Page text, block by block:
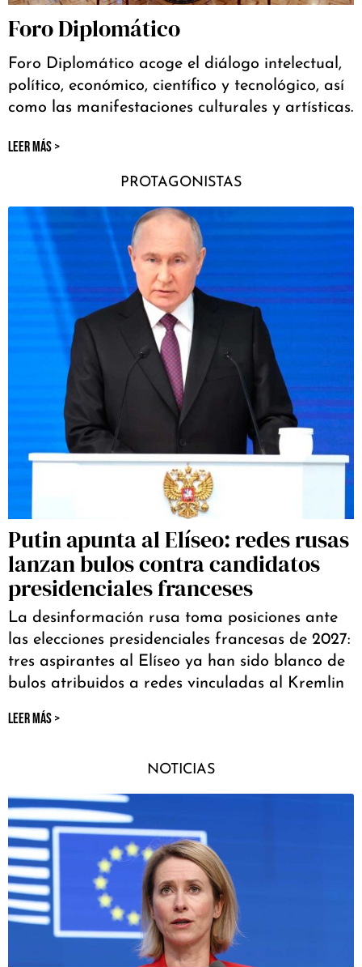
Foro Diplomático
Foro Diplomático acoge el diálogo intelectual,
político, económico, científico y tecnológico, así
como las manifestaciones culturales y artísticas.
LEER MÁS >
PROTAGONISTAS
Putin apunta al Elíseo: redes rusas
lanzan bulos contra candidatos
presidenciales franceses
La desinformación rusa toma posiciones ante
las elecciones presidenciales francesas de 2027:
tres aspirantes al Elíseo ya han sido blanco de
bulos atribuidos a redes vinculadas al Kremlin
LEER MÁS >
NOTICIAS